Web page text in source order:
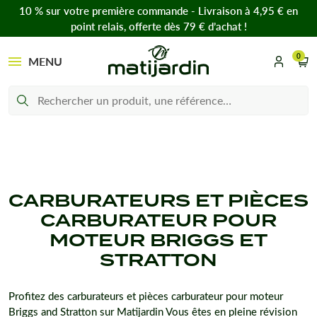
10 % sur votre première commande - Livraison à 4,95 € en
point relais, offerte dès 79 € d’achat !
MENU 0
CARBURATEURS ET PIÈCES
CARBURATEUR POUR
MOTEUR BRIGGS ET
STRATTON
Profitez des carburateurs et pièces carburateur pour moteur
Briggs and Stratton sur Matijardin Vous êtes en pleine révision